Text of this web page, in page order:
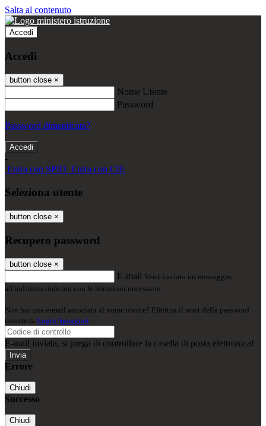
Salta al contenuto
Accedi
Accedi
button close ×
Nome Utente
Password
Password dimenticata?
-
Entra con SPID Entra con CIE
Seleziona utente
button close ×
Recupero password
button close ×
E-mail Verrà inviato un messaggio
all'indirizzo indicato con le istruzioni necessarie.
Non hai una e-mail associata al nome utente? Effettua il reset della password
tramite la Login Spaggiari
E-mail inviata, si prega di controllare la casella di posta elettronica!
Errore
Chiudi
Successo
Chiudi